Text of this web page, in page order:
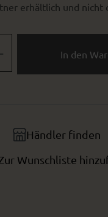
erhältlich und nicht
In den
Händler finden
Wunschliste